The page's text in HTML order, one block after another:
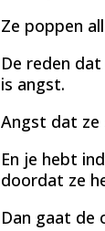
Ze poppen
De reden
is angst.
Angst dat ze
En je hebt
doordat ze
Dan gaat de